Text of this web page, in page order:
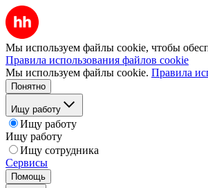
Мы используем файлы cookie, чтобы
Правила использования файлов cookie
Мы используем файлы cookie. Правила
Понятно
Ищу работу
Ищу работу
Ищу работу
Ищу сотрудника
Сервисы
Помощь